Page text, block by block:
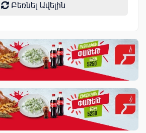
Բեռնել Ավելին